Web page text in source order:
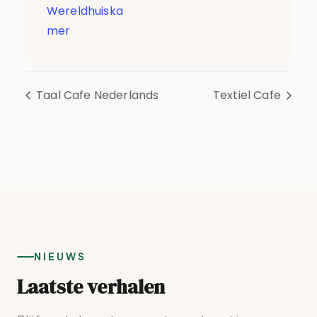
Wereldhuiska
mer
Taal Cafe Nederlands Textiel Cafe
NIEUWS
Laatste verhalen